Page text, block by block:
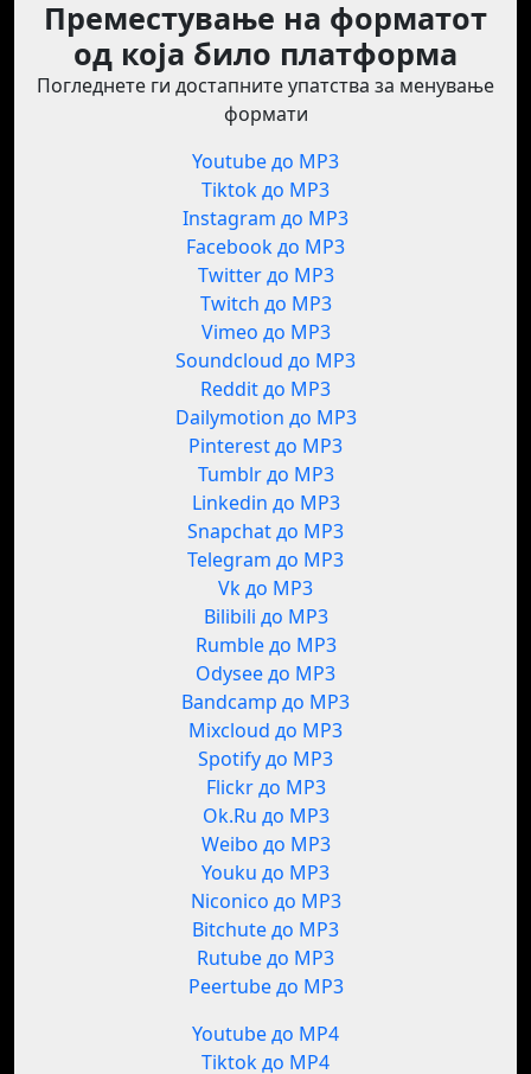
Преместување на форматот
од која било платформа
Погледнете ги достапните упатства за менување
формати
Youtube до MP3
Tiktok до MP3
Instagram до MP3
Facebook до MP3
Twitter до MP3
Twitch до MP3
Vimeo до MP3
Soundcloud до MP3
Reddit до MP3
Dailymotion до MP3
Pinterest до MP3
Tumblr до MP3
Linkedin до MP3
Snapchat до MP3
Telegram до MP3
Vk до MP3
Bilibili до MP3
Rumble до MP3
Odysee до MP3
Bandcamp до MP3
Mixcloud до MP3
Spotify до MP3
Flickr до MP3
Ok.Ru до MP3
Weibo до MP3
Youku до MP3
Niconico до MP3
Bitchute до MP3
Rutube до MP3
Peertube до MP3
Youtube до MP4
Tiktok до MP4